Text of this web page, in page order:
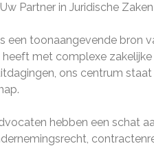
Partner in Juridische Zaken
een toonaangevende bron
met complexe
ons centrum
hebben een schat